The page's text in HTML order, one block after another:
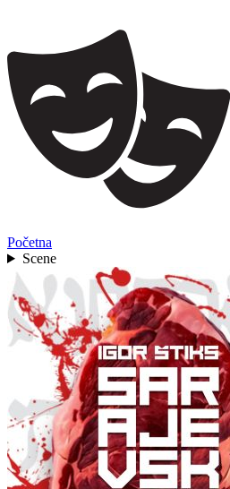
Početna
Scene